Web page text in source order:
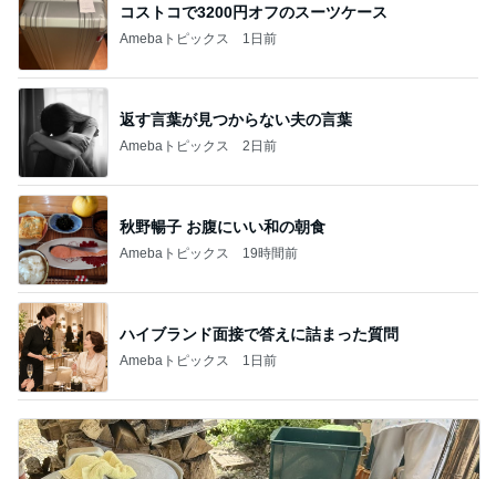
コストコで3200円オフのスーツケース
Amebaトピックス 1日前
返す言葉が見つからない夫の言葉
Amebaトピックス 2日前
秋野暢子 お腹にいい和の朝食
Amebaトピックス 19時間前
ハイブランド面接で答えに詰まった質問
Amebaトピックス 1日前